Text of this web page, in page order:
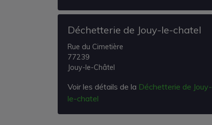
Déchetterie de Jouy-le-chatel
Rue du Cimetière
77239
Jouy-le-Châtel
Voir les détails de la Déchetterie de Jouy-
le-chatel